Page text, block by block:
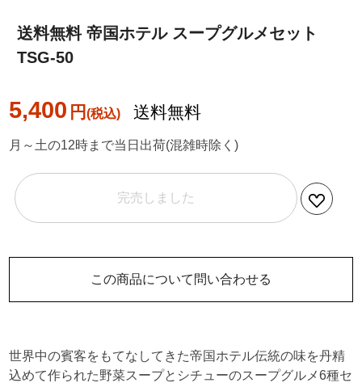
送料無料 帝国ホテル スープグルメセット
TSG-50
5,400 円 送料無料
月～土の12時まで当日出荷(混雑時除く)
完売しました
この商品について問い合わせる
世界中の賓客をもてなしてきた帝国ホテル伝統の味を丹精
込めて作られた野菜スープとシチューのスープグルメ6種セ